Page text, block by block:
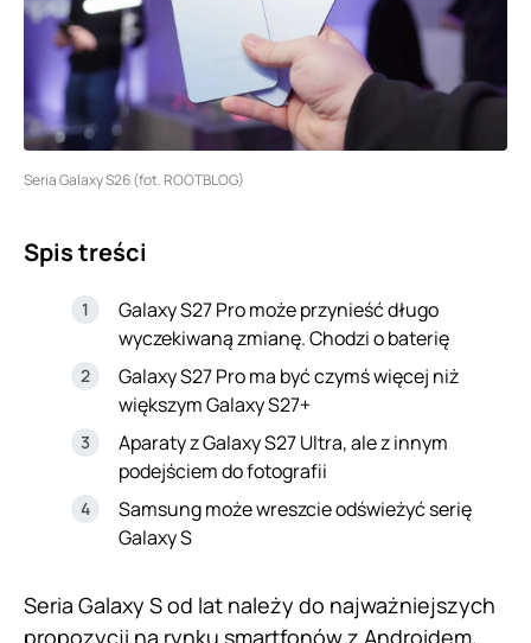
Seria Galaxy S26 (fot. ROOTBLOG)
Spis treści
Galaxy S27 Pro może przynieść długo
wyczekiwaną zmianę. Chodzi o baterię
Galaxy S27 Pro ma być czymś więcej niż
większym Galaxy S27+
Aparaty z Galaxy S27 Ultra, ale z innym
podejściem do fotografii
Samsung może wreszcie odświeżyć serię
Galaxy S
Seria Galaxy S od lat należy do najważniejszych